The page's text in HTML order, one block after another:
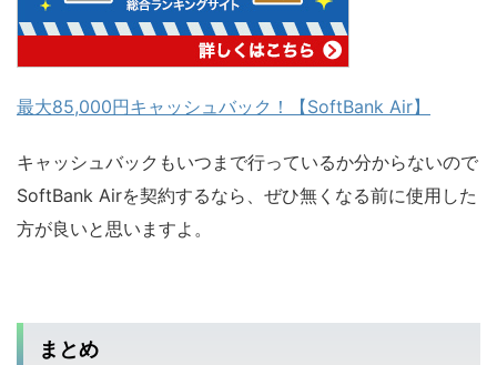
最大85,000円キャッシュバック！【SoftBank Air】
キャッシュバックもいつまで行っているか分からないので
SoftBank Airを契約するなら、ぜひ無くなる前に使用した
方が良いと思いますよ。
まとめ